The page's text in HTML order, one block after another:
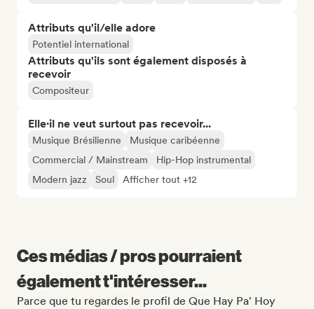
Attributs qu'il/elle adore
Potentiel international
Attributs qu'ils sont également disposés à
recevoir
Compositeur
Elle·il ne veut surtout pas recevoir...
Musique Brésilienne
Musique caribéenne
Commercial / Mainstream
Hip-Hop instrumental
Modern jazz
Soul Afficher tout +12
Ces médias / pros pourraient
également t'intéresser...
Parce que tu regardes le profil de Que Hay Pa' Hoy